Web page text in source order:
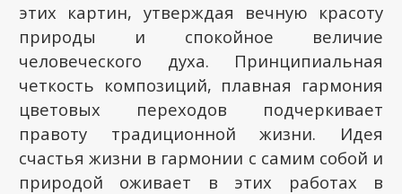
этих картин, утверждая вечную красоту
природы и спокойное величие
человеческого духа. Принципиальная
четкость композиций, плавная гармония
цветовых переходов подчеркивает
правоту традиционной жизни. Идея
счастья жизни в гармонии с самим собой и
природой оживает в этих работах в